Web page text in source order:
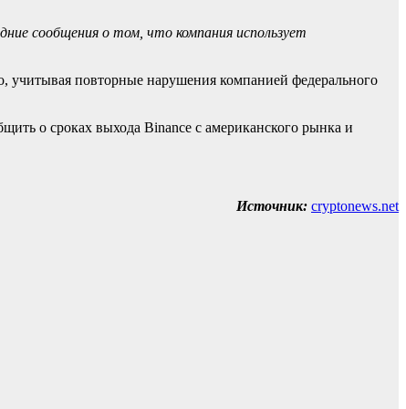
сообщения о том, что компания использует
учитывая повторные нарушения компанией федерального
о сроках выхода Binance с американского рынка и
Источник: cryptonews.net